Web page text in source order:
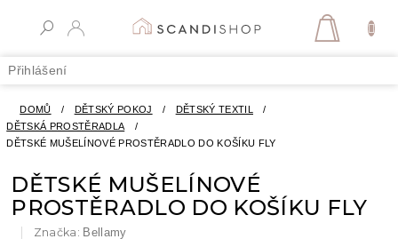
Přihlášení
DOMŮ / DĚTSKÝ POKOJ / DĚTSKÝ TEXTIL
/
DĚTSKÁ PROSTĚRADLA
/
DĚTSKÉ MUŠELÍNOVÉ PROSTĚRADLO DO KOŠÍKU FLY
DĚTSKÉ MUŠELÍNOVÉ
PROSTĚRADLO DO KOŠÍKU FLY
Značka: Bellamy